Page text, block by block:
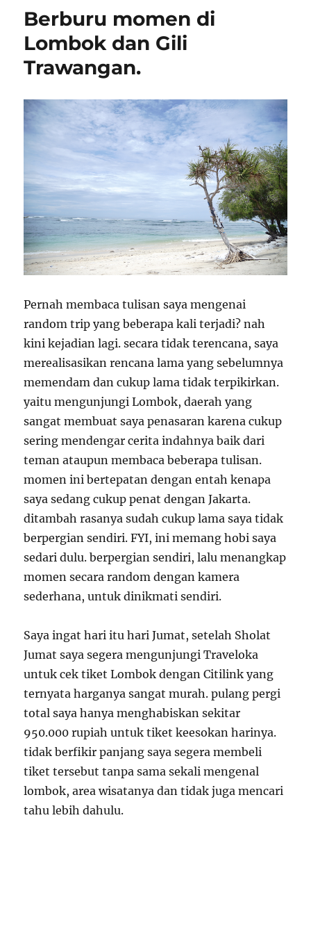
Berburu momen di
Lombok dan Gili
Trawangan.
Pernah membaca tulisan saya mengenai
random trip yang beberapa kali terjadi? nah
kini kejadian lagi. secara tidak terencana, saya
merealisasikan rencana lama yang sebelumnya
memendam dan cukup lama tidak terpikirkan.
yaitu mengunjungi Lombok, daerah yang
sangat membuat saya penasaran karena cukup
sering mendengar cerita indahnya baik dari
teman ataupun membaca beberapa tulisan.
momen ini bertepatan dengan entah kenapa
saya sedang cukup penat dengan Jakarta.
ditambah rasanya sudah cukup lama saya tidak
berpergian sendiri. FYI, ini memang hobi saya
sedari dulu. berpergian sendiri, lalu menangkap
momen secara random dengan kamera
sederhana, untuk dinikmati sendiri.
Saya ingat hari itu hari Jumat, setelah Sholat
Jumat saya segera mengunjungi Traveloka
untuk cek tiket Lombok dengan Citilink yang
ternyata harganya sangat murah. pulang pergi
total saya hanya menghabiskan sekitar
950.000 rupiah untuk tiket keesokan harinya.
tidak berfikir panjang saya segera membeli
tiket tersebut tanpa sama sekali mengenal
lombok, area wisatanya dan tidak juga mencari
tahu lebih dahulu.